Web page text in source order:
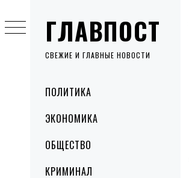
ГЛАВПОСТ
СВЕЖИЕ И ГЛАВНЫЕ НОВОСТИ
MenuПОЛИТИКА
ЭКОНОМИКА
ОБЩЕСТВО
КРИМИНАЛ
to
content